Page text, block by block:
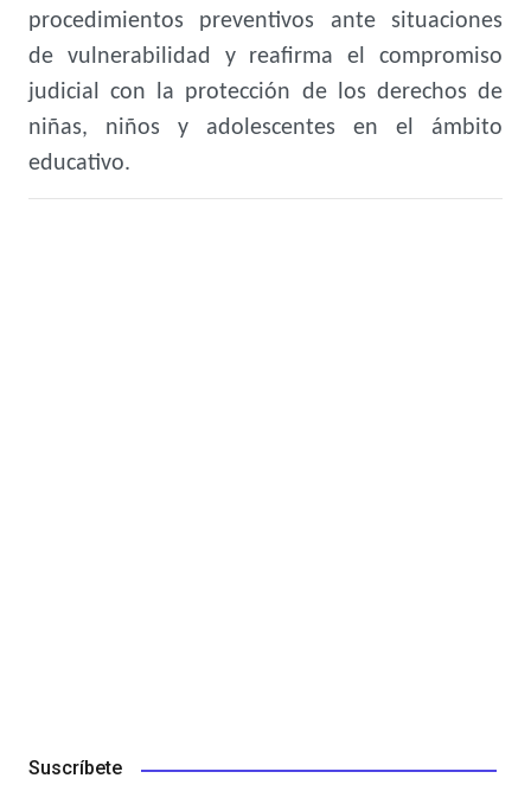
procedimientos preventivos ante situaciones
de vulnerabilidad y reafirma el compromiso
judicial con la protección de los derechos de
niñas, niños y adolescentes en el ámbito
educativo.
Suscríbete